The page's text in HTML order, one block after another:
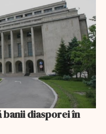
banii diasporei în